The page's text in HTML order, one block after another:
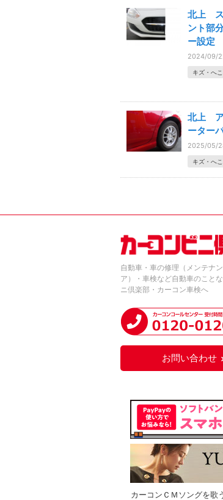
北上
ント部
ー設定
2024/09/
キズ・へこ
北上
ーター
2025/05/
キズ・へこ
自動車・車の修理（メンテナ
ア）・車検など自動車のこと
ニ倶楽部・カーコン車検へ
お問い合わせ
カーコンＣＭソングを歌